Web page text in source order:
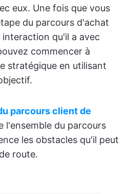
eux. Une fois que vous
du parcours d'achat
qu'il a avec
commencer à
stratégique en utilisant
parcours client de
l'ensemble du parcours
les obstacles qu'il peut
route.